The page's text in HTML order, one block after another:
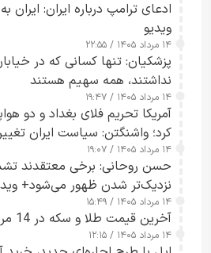
ادعای ترامپ درباره ایران: ایران
ویدیو
۱۴ مرداد ۱۴۰۵ / ۲۲:۵۵
پزشکیان: تنها کسانی که در
نداشتند، همه سهیم هستند
۱۴ مرداد ۱۴۰۵ / ۱۹:۴۷
آمریکا تحریم فلای بغداد و دو
کرد؛ واشنگتن: سیاست ایران
۱۴ مرداد ۱۴۰۵ / ۱۹:۰۷
حسن روحانی: برخی معتقدند
نزدیک‌تر شدن ظهور می‌شود+
۱۴ مرداد ۱۴۰۵ / ۱۵:۴۹
آخرین قیمت طلا و سکه در 14 مرداد+ جدول
۱۴ مرداد ۱۴۰۵ / ۱۲:۱۵